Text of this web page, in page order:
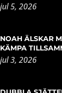
jul 5, 2026
NOAH ÄLSKAR
KÄMPA
jul 3, 2026